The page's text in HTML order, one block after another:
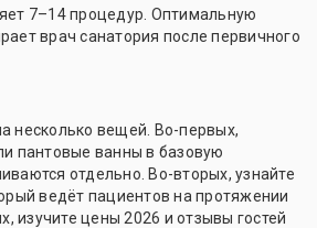
7–14 процедур. Оптимальную
врач санатория после первичного
несколько вещей. Во-первых,
пантовые ванны в базовую
отдельно. Во-вторых, узнайте
ведёт пациентов на протяжении
изучите цены 2026 и отзывы гостей